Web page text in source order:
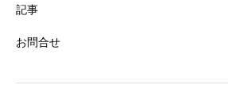
記事
お問合せ